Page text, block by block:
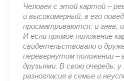
Человек с этой картой –
и высокомерный, в его
просматриваются: и гнев,
И если прямое положение
свидетельствовало о
перевернутом положении –
друзьями. В свою очередь,
разногласия в семье и